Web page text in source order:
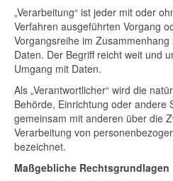
„Verarbeitung“ ist jeder mit oder
Verfahren ausgeführten Vorgang
Vorgangsreihe im
Daten. Der Begriff reicht weit und
Umgang mit Daten.
Als „Verantwortlicher“ wird die
Behörde, Einrichtung oder andere
gemeinsam mit anderen über die
Verarbeitung von
bezeichnet.
Maßgebliche Rechtsgrundlagen